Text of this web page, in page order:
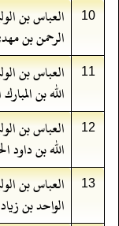
10 العباس بن
الرحمن بن
11 العباس بن
الله بن
12 العباس بن
الله بن داود
13 العباس بن
الواحد بن